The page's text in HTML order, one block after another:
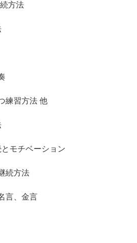
方法
練習方法 他
とモチベーション
続方法
言、金言